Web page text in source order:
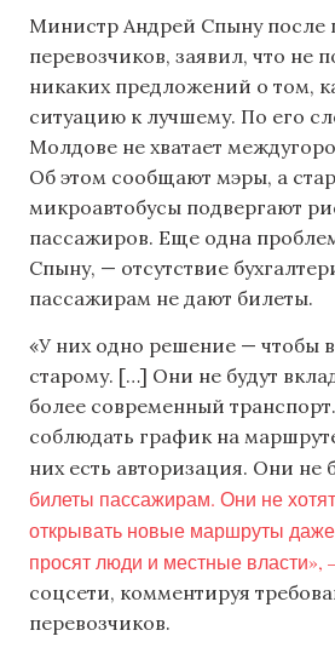
Министр Андрей Спыну после
перевозчиков, заявил, что не
никаких предложений о том,
ситуацию к лучшему. По его
Молдове не хватает
Об этом сообщают мэры, а
микроавтобусы подвергают
пассажиров. Еще одна
Спыну, — отсутствие
пассажирам не дают билеты.
«У них одно решение — чтобы
старому. […] Они не будут
более современный
соблюдать график на
них есть авторизация. Они не
билеты пассажирам. Они не
открывать новые маршруты даже
просят люди и местные
соцсети, комментируя
перевозчиков.